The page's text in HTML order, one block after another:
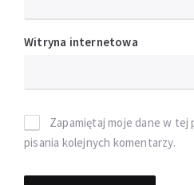
Witryna internetowa
Zapamiętaj moje dane w tej
pisania kolejnych komentarzy.